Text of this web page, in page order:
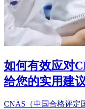
如何有效应对
给您的实用建
CNAS（中国合格评定